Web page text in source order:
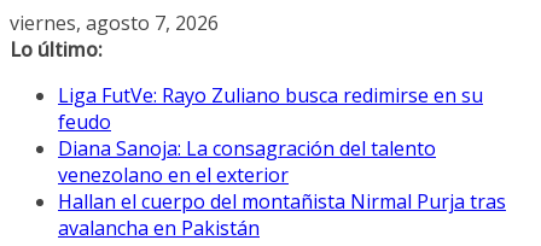
Saltar
al
viernes, agosto 7, 2026
Lo último:
Liga FutVe: Rayo Zuliano busca redimirse en su
feudo
Diana Sanoja: La consagración del talento
venezolano en el exterior
Hallan el cuerpo del montañista Nirmal Purja tras
avalancha en Pakistán